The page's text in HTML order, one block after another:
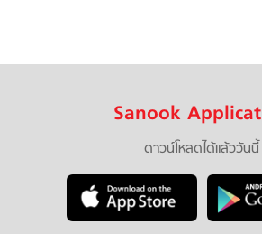
Sanook
ดาวน์โหลดได้แล้ววันนี้